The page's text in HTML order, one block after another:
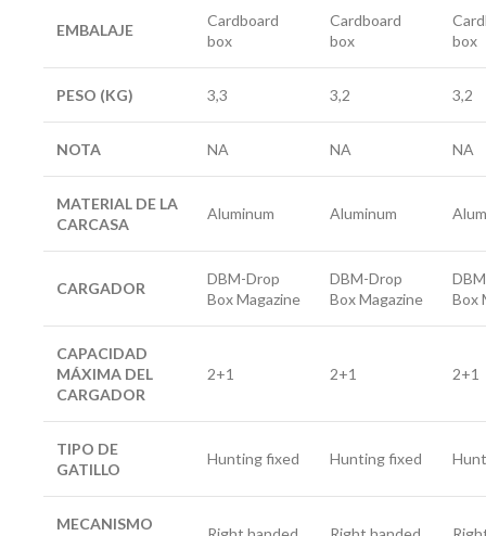
EMBALAJE
Cardboard
box
Cardboard
box
box
PESO (KG) 3,3 3,2 3,2
NOTA NA NA NA
MATERIAL DE LA
CARCASA
Aluminum Aluminum
CARGADOR
DBM-Drop
Box Magazine
DBM-Drop
Box Magazine
Box
CAPACIDAD
MÁXIMA DEL
CARGADOR
2+1 2+1 2+1
TIPO DE
GATILLO
Hunting fixed Hunting fixed
MECANISMO